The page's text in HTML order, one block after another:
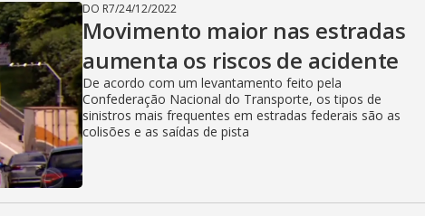
DO R7/24/12/2022
Movimento maior nas estradas
aumenta os riscos de acidente
De acordo com um levantamento feito pela
Confederação Nacional do Transporte, os tipos de
sinistros mais frequentes em estradas federais são as
colisões e as saídas de pista